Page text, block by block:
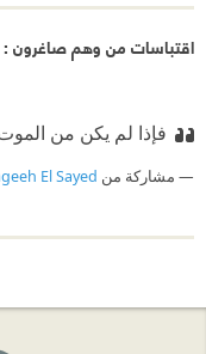
اقتباسات من وهم صاغرون
فإذا لم يكن من
مشاركة من El Sayed